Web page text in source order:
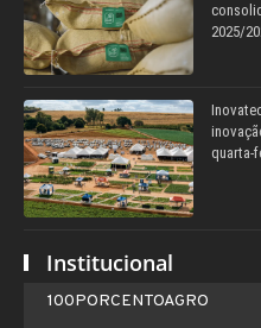
2025/
quarta-
Institucional
100PORCENTOAGRO